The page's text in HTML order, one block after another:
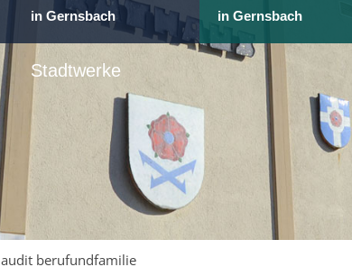
in Gernsbach in Gernsbach
Stadtwerke
audit berufundfamilie